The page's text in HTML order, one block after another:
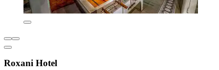
Roxani Hotel